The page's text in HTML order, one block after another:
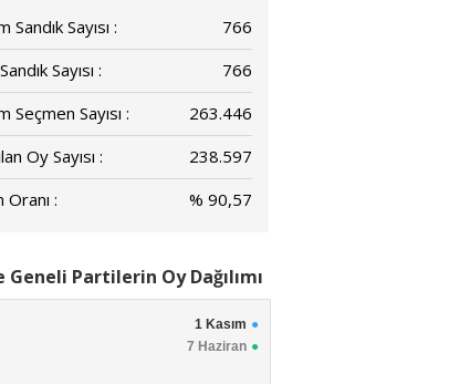
Sandık Sayısı :
766
Sayısı :
766
Seçmen Sayısı :
263.446
Oy Sayısı :
238.597
Oranı :
% 90,57
Geneli Partilerin Oy Dağılımı
1 Kasım
7 Haziran